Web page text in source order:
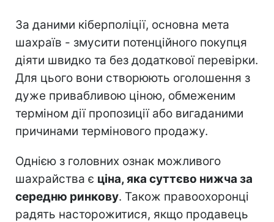
За даними кіберполіції, основна мета
шахраїв - змусити потенційного покупця
діяти швидко та без додаткової перевірки.
Для цього вони створюють оголошення з
дуже привабливою ціною, обмеженим
терміном дії пропозиції або вигаданими
причинами термінового продажу.
Однією з головних ознак можливого
шахрайства є ціна, яка суттєво нижча за
середню ринкову. Також правоохоронці
радять насторожитися, якщо продавець